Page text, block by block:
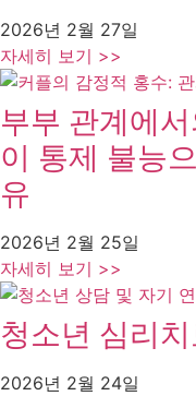
2026년 2월 27일
자세히 보기 >>
부부 관계에
이 통제 불능
유
2026년 2월 25일
자세히 보기 >>
청소년 심리
2026년 2월 24일